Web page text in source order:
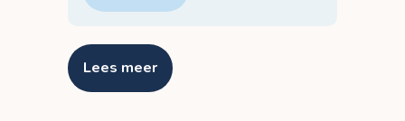
Lees meer